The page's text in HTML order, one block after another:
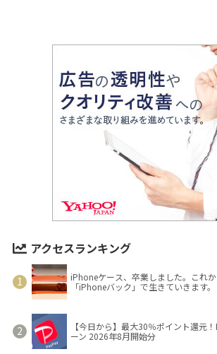
アクセスランキング
iPhoneケース、卒業しました。これ
「iPhoneバック」で生きていきます。
【今日から】最大30％ポイント還元
ーン 2026年8月開始分